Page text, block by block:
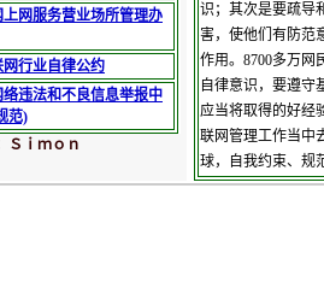
上网服务营业场所管理办
网行业自律公约
络违法和不良信息举报中
范)
Ｓｉｍｏｎ
识；其次是要疏导
害，使他们有防范
作用。8700多万网
自律意识，要遵守
应当将取得的好经
联网管理工作当中
球，自我约